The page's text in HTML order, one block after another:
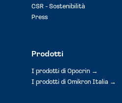
CSR - Sostenibilità
Press
Prodotti
I prodotti di Opocrin →
I prodotti di Omikron Italia →